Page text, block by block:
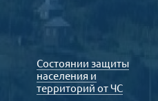
Состоянии защиты
населения и
территорий от ЧС